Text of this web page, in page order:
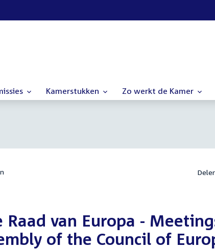
Kamerstukken Zo werkt de Kamer
van Europa -
of the Council of